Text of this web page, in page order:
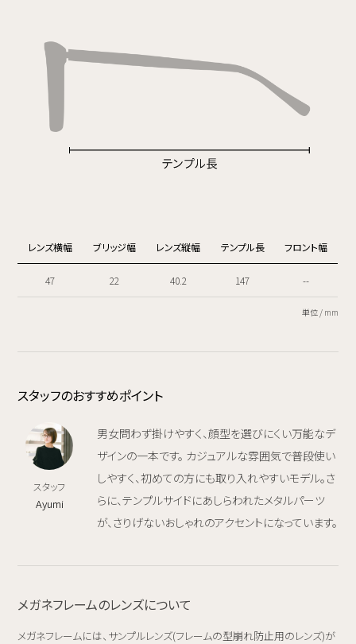
レンズ横幅 ブリッジ幅 レンズ縦幅 テンプル長 フロント幅
47 22 40.2 147 --
単位 / mm
スタッフのおすすめポイント
スタッフ
Ayumi
男女問わず掛けやすく、顔型を選びにくい万能なデ
ザインの一本です。 カジュアルな雰囲気で普段使い
しやすく、初めての方にも取り入れやすいモデル。さ
らに、テンプルサイドにあしらわれたメタルパーツ
が、さりげないおしゃれのアクセントになっています。
メガネフレームのレンズについて
メガネフレームには、サンプルレンズ(フレームの型崩れ防止用のレンズ)が